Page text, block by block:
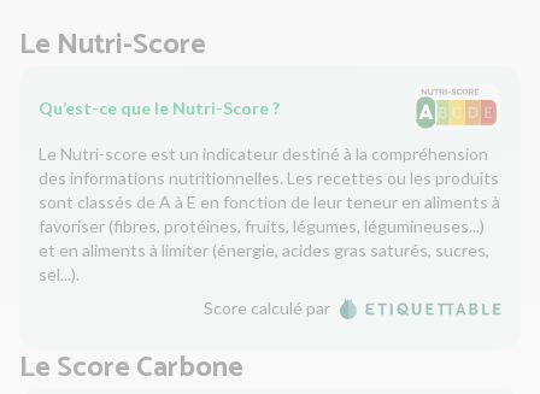
Le Nutri-Score
Qu’est-ce que le Nutri-Score ?
Le Nutri-score est un indicateur destiné à la compréhension
des informations nutritionnelles. Les recettes ou les produits
sont classés de A à E en fonction de leur teneur en aliments à
favoriser (fibres, protéines, fruits, légumes, légumineuses...)
et en aliments à limiter (énergie, acides gras saturés, sucres,
sel...).
Score calculé par
Le Score Carbone